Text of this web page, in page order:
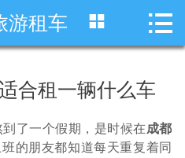
 首页
川藏线租车
旅游租车
游租车  
合租一辆什么车
了一个假期，是时候在成都
的朋友都知道每天重复着同